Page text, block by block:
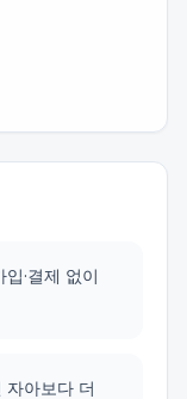
·결제 없이
자아보다 더